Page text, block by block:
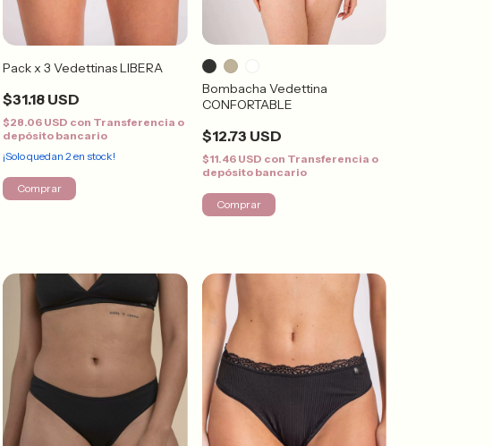
Pack x 3 Vedettinas LIBERA
$31.18 USD
$28.06 USD con Transferencia o
depósito bancario
¡Solo quedan2 en stock!
Comprar
Bombacha Vedettina
CONFORTABLE
$12.73 USD
$11.46 USD con Transferencia o
depósito bancario
Comprar